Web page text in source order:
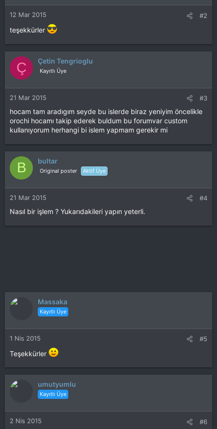
r12 Mar 2015 #2
teşekkürler
Ç Çetin Tengrioglu
Kayıtlı Üye
21 Mar 2015 #3
hocam tam aradıgım seyde bu islerde biraz yeniyim öncelikle
orochi hocamı takip ederek buldum bu forumvar custom
kullanıyorum herhangi bi islem yapmam gerekir mi
B bultar
Original poster Aktif Üye
21 Mar 2015 #4
Nasıl bir işlem ? Yukarıdakileri yapın yeterli.
Massaka
Kayıtlı Üye
1 Nis 2015 #5
Teşekkürler
umutyumlu
Kayıtlı Üye
2 Nis 2015 #6